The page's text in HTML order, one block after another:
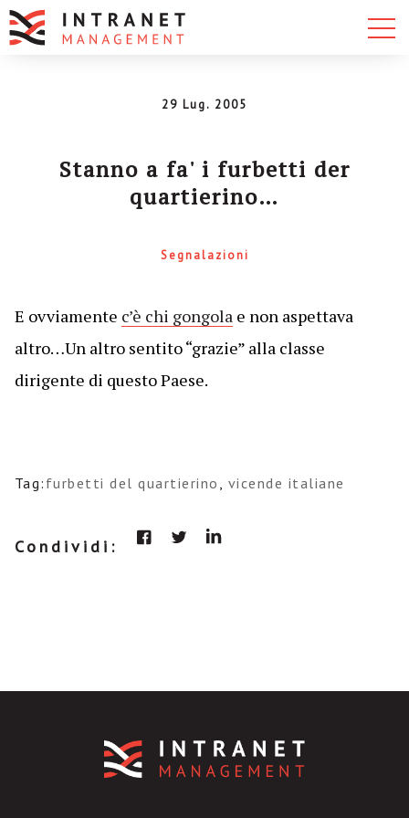
29 Lug. 2005
Stanno a fa' i furbetti der
quartierino…
Segnalazioni
E ovviamente c’è chi gongolae non aspettava
altro…Un altro sentito “grazie” alla classe
dirigente di questo Paese.
Tag: furbetti del quartierino , vicende italiane
Condividi: